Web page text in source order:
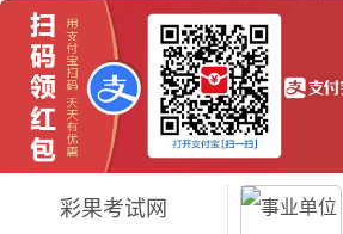
彩果考试网